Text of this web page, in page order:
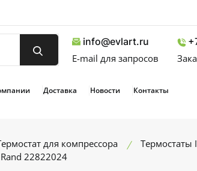
info@evlart.ru
E-mail для запросов
Доставка Новости Контакты
для компрессора
Термостаты
22822024